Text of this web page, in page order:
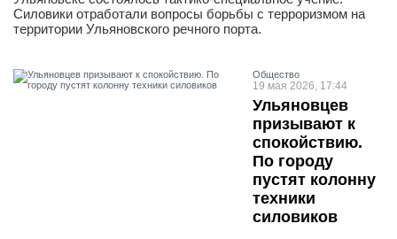
Силовики отработали вопросы борьбы с терроризмом на
территории Ульяновского речного порта.
Общество
19 мая 2026, 17:44
Ульяновцев
призывают к
спокойствию.
По городу
пустят колонну
техники
силовиков